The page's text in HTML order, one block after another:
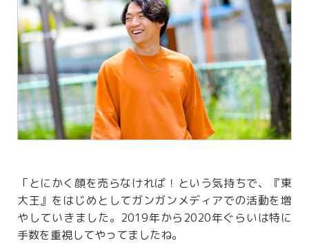
「とにかく顔を売らなければ！という気持ちで、『東
大王』をはじめとしてガンガンメディアでの活動を増
やしていきました。2019年から2020年ぐらいは特に
手数を重視してやってましたね。